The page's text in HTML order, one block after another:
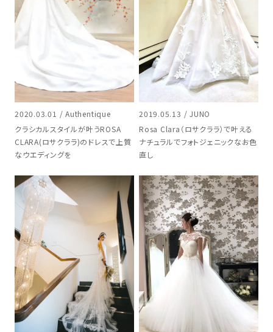
2020.03.01 / Authentique
クラシカルスタイルが叶うROSA
CLARA(ロサクララ)のドレスで上質
なウエディングを
2019.05.13 / JUNO
Rosa Clara（ロサクララ）で叶える
ナチュラルでフォトジェニックなお色
直し